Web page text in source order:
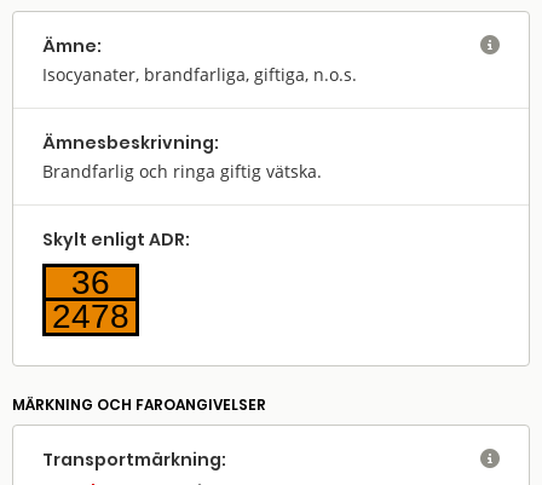
Ämne:
Isocyanater, brandfarliga, giftiga, n.o.s.

Ämnes­beskrivning:
Brandfarlig och ringa giftig vätska.
Skylt enligt ADR:
36
2478
MÄRKNING OCH FAROANGIVELSER
Transport­märkning: 